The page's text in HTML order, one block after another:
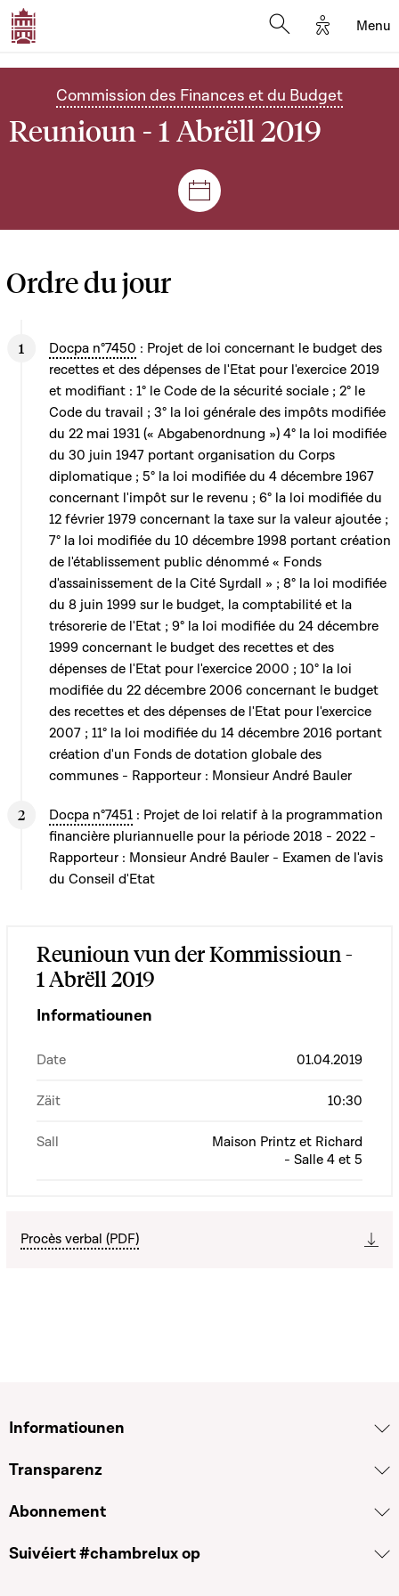
Options
Menu
Commission des Finances et du Budget
Reunioun - 1 Abrëll 2019
Sëtzungen a Reuniounen
Ordre du jour
Docpa n°7450 : Projet de loi concernant le budget des
recettes et des dépenses de l'Etat pour l'exercice 2019
et modifiant : 1° le Code de la sécurité sociale ; 2° le
Code du travail ; 3° la loi générale des impôts modifiée
du 22 mai 1931 (« Abgabenordnung ») 4° la loi modifiée
du 30 juin 1947 portant organisation du Corps
diplomatique ; 5° la loi modifiée du 4 décembre 1967
concernant l'impôt sur le revenu ; 6° la loi modifiée du
12 février 1979 concernant la taxe sur la valeur ajoutée ;
7° la loi modifiée du 10 décembre 1998 portant création
de l'établissement public dénommé « Fonds
d'assainissement de la Cité Syrdall » ; 8° la loi modifiée
du 8 juin 1999 sur le budget, la comptabilité et la
trésorerie de l'Etat ; 9° la loi modifiée du 24 décembre
1999 concernant le budget des recettes et des
dépenses de l'Etat pour l'exercice 2000 ; 10° la loi
modifiée du 22 décembre 2006 concernant le budget
des recettes et des dépenses de l'Etat pour l'exercice
2007 ; 11° la loi modifiée du 14 décembre 2016 portant
création d'un Fonds de dotation globale des
communes - Rapporteur : Monsieur André Bauler
Docpa n°7451 : Projet de loi relatif à la programmation
financière pluriannuelle pour la période 2018 - 2022 -
Rapporteur : Monsieur André Bauler - Examen de l'avis
du Conseil d'Etat
Reunioun vun der Kommissioun -
1 Abrëll 2019
Informatiounen
Date 01.04.2019
Zäit 10:30
Sall
Maison Printz et Richard
- Salle 4 et 5
Procès verbal (PDF)
Informatiounen
Transparenz
Abonnement
Suivéiert #chambrelux op